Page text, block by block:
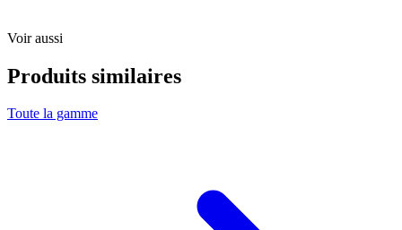
Voir aussi
Produits similaires
Toute la gamme